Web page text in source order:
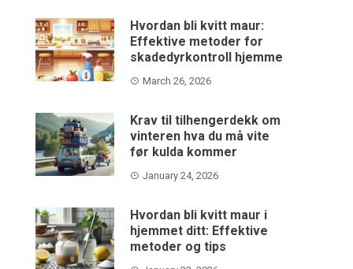
Hvordan bli kvitt maur:
Effektive metoder for
skadedyrkontroll hjemme
March 26, 2026
Krav til tilhengerdekk om
vinteren hva du må vite
før kulda kommer
January 24, 2026
Hvordan bli kvitt maur i
hjemmet ditt: Effektive
metoder og tips